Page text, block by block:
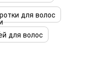
для волос
для волос